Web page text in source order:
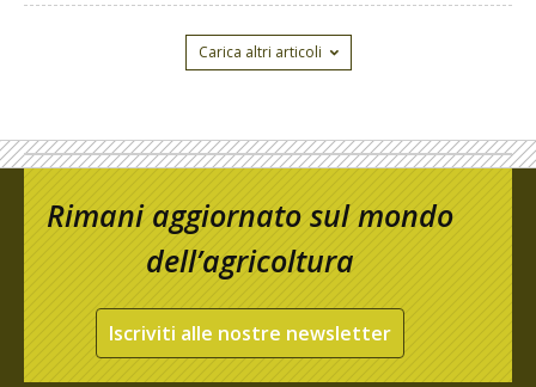
Carica altri articoli
Rimani aggiornato sul mondo
dell’agricoltura
Iscriviti alle nostre newsletter